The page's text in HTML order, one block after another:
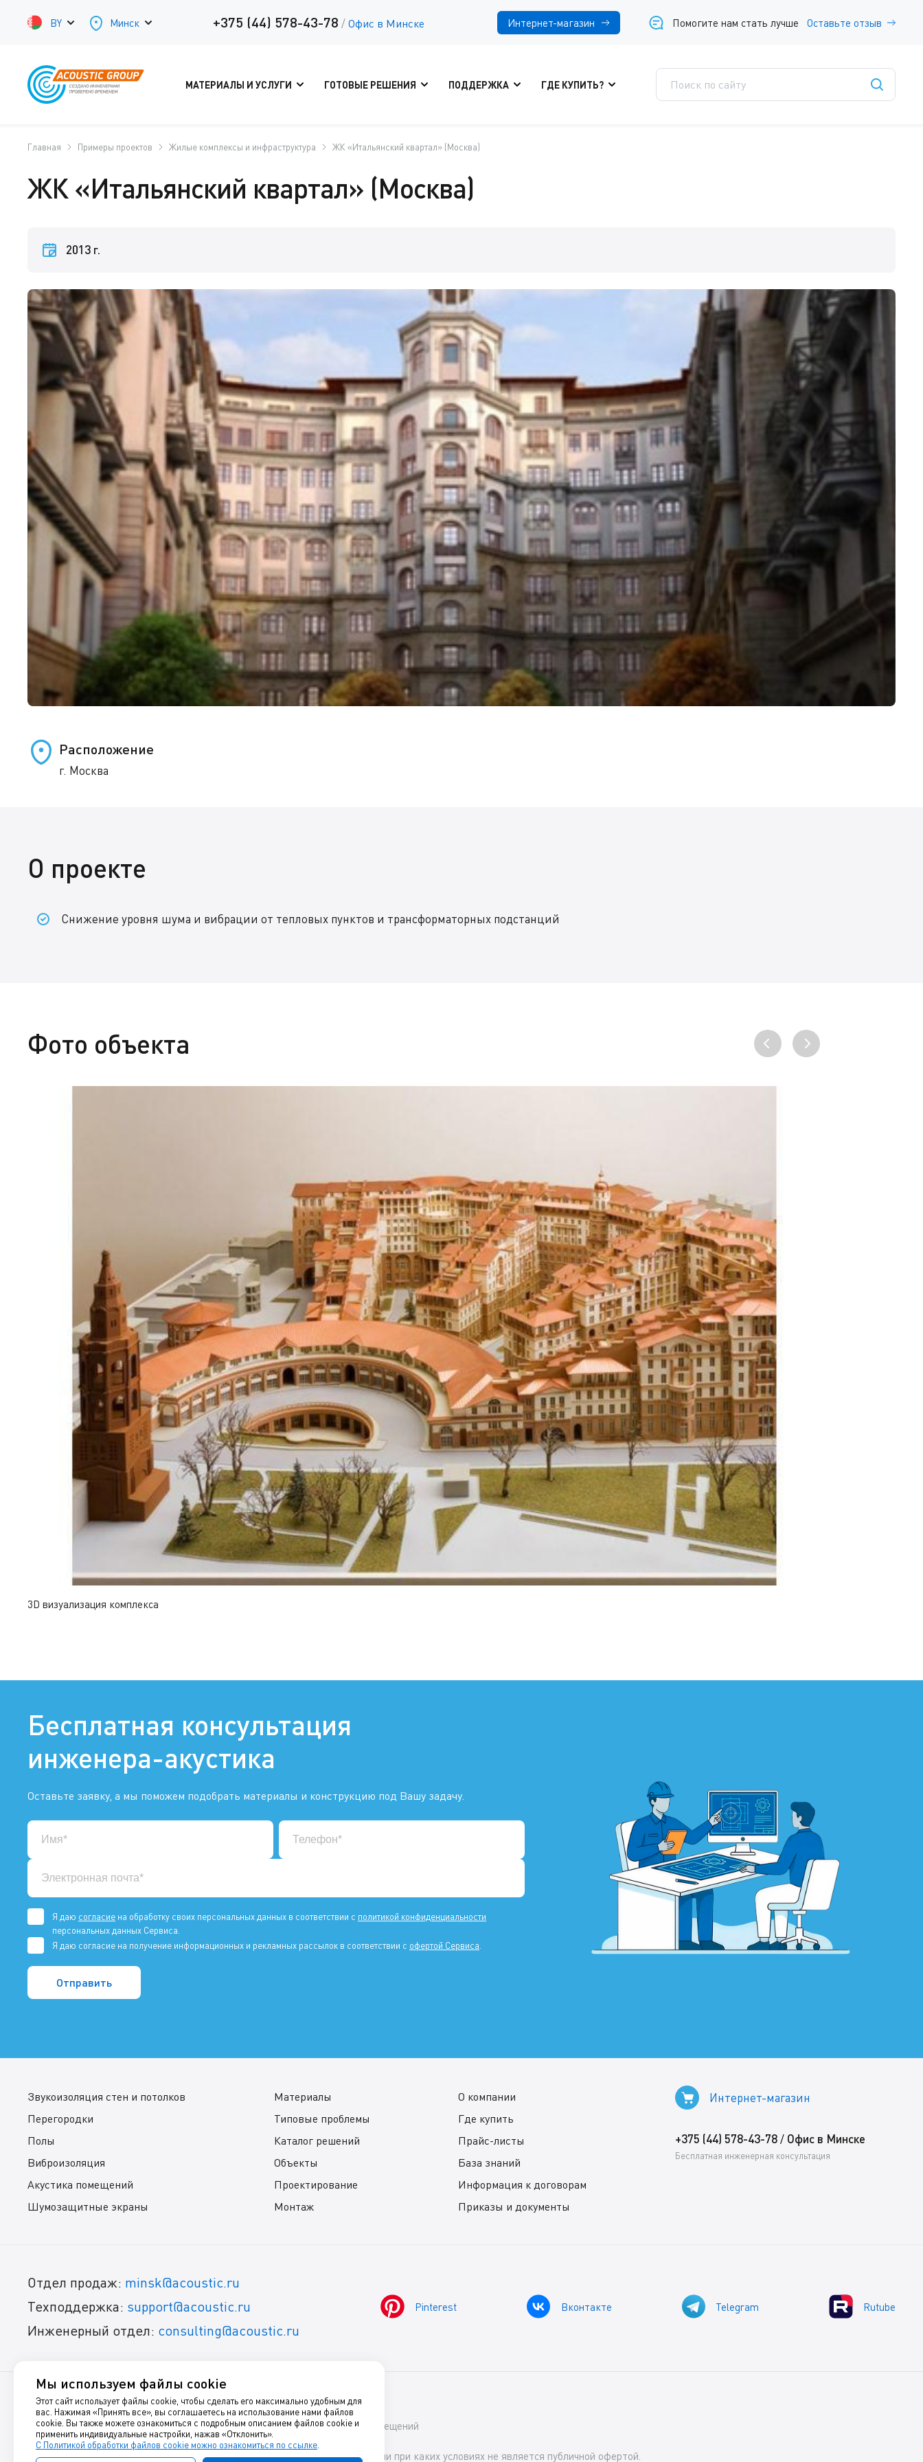
BY Минск +375 (44) 578-43-78 / Офис в Минске Интернет-магазин Помогите нам стать лучше Оставьте отзыв
МАТЕРИАЛЫ И УСЛУГИ ГОТОВЫЕ РЕШЕНИЯ ПОДДЕРЖКА ГДЕ КУПИТЬ?
Главная Примеры проектов Жилые комплексы и инфраструктура ЖК «Итальянский квартал» (Москва)
ЖК «Итальянский квартал» (Москва)
2013 г.
Расположение
г. Москва
О проекте
Снижение уровня шума и вибрации от тепловых пунктов и трансформаторных подстанций
Фото объекта
3D визуализация комплекса
Бесплатная консультация
инженера-акустика
Оставьте заявку, а мы поможем подобрать материалы и конструкцию под Вашу задачу.
Я даю согласие на обработку своих персональных данных в соответствии с политикой конфиденциальности
персональных данных Сервиса.
Я даю согласие на получение информационных и рекламных рассылок в соответствии с офертой Сервиса
Звукоизоляция стен и потолков
Перегородки
Полы
Виброизоляция
Акустика помещений
Шумозащитные экраны
Материалы
Типовые проблемы
Каталог решений
Объекты
Проектирование
Монтаж
О компании
Где купить
Прайс-листы
База знаний
Информация к договорам
Приказы и документы
Интернет-магазин
+375 (44) 578-43-78 / Офис в Минске
Бесплатная инженерная консультация
Отдел продаж: minsk@acoustic.ru
Техподдержка: support@acoustic.ru
Инженерный отдел: consulting@acoustic.ru
Pinterest Вконтакте Telegram Rutube
© 1999-2025, Акустик Групп
Звукоизоляция, шумоизоляция, виброизоляция и акустический комфорт помещений
Данный интернет-сайт носит исключительно информационный характер и ни при каких условиях не является публичной офертой.
Мы используем файлы cookie
Этот сайт использует файлы cookie, чтобы сделать его максимально удобным для
вас. Нажимая «Принять все», вы соглашаетесь на использование нами файлов
cookie. Вы также можете ознакомиться с подробным описанием файлов cookie и
применить индивидуальные настройки, нажав «Отклонить».
С Политикой обработки файлов cookie можно ознакомиться по ссылке